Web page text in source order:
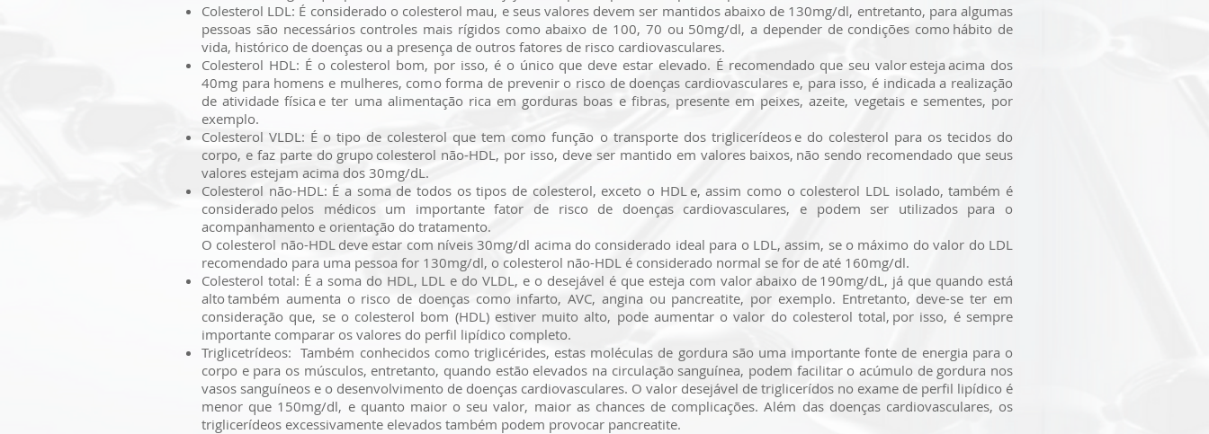
Colesterol LDL: É considerado o colesterol mau, e seus valores devem ser mantidos abaixo de 130mg/dl, entretanto, para algumas
pessoas são necessários controles mais rígidos como abaixo de 100, 70 ou 50mg/dl, a depender de condições como hábito de
vida, histórico de doenças ou a presença de outros fatores de risco cardiovasculares.
Colesterol HDL: É o colesterol bom, por isso, é o único que deve estar elevado. É recomendado que seu valor esteja acima dos
40mg para homens e mulheres, como forma de prevenir o risco de doenças cardiovasculares e, para isso, é indicada a realização
de atividade física e ter uma alimentação rica em gorduras boas e fibras, presente em peixes, azeite, vegetais e sementes, por
exemplo.
Colesterol VLDL: É o tipo de colesterol que tem como função o transporte dos triglicerídeos e do colesterol para os tecidos do
corpo, e faz parte do grupo colesterol não-HDL, por isso, deve ser mantido em valores baixos, não sendo recomendado que seus
valores estejam acima dos 30mg/dL.
Colesterol não-HDL: É a soma de todos os tipos de colesterol, exceto o HDL e, assim como o colesterol LDL isolado, também é
considerado pelos médicos um importante fator de risco de doenças cardiovasculares, e podem ser utilizados para o
acompanhamento e orientação do tratamento.
O colesterol não-HDL deve estar com níveis 30mg/dl acima do considerado ideal para o LDL, assim, se o máximo do valor do LDL
recomendado para uma pessoa for 130mg/dl, o colesterol não-HDL é considerado normal se for de até 160mg/dl.
Colesterol total: É a soma do HDL, LDL e do VLDL, e o desejável é que esteja com valor abaixo de 190mg/dL, já que quando está
alto também aumenta o risco de doenças como infarto, AVC, angina ou pancreatite, por exemplo. Entretanto, deve-se ter em
consideração que, se o colesterol bom (HDL) estiver muito alto, pode aumentar o valor do colesterol total, por isso, é sempre
importante comparar os valores do perfil lipídico completo.
Triglicetrídeos: Também conhecidos como triglicérides, estas moléculas de gordura são uma importante fonte de energia para o
corpo e para os músculos, entretanto, quando estão elevados na circulação sanguínea, podem facilitar o acúmulo de gordura nos
vasos sanguíneos e o desenvolvimento de doenças cardiovasculares. O valor desejável de triglicerídos no exame de perfil lipídico é
menor que 150mg/dl, e quanto maior o seu valor, maior as chances de complicações. Além das doenças cardiovasculares, os
triglicerídeos excessivamente elevados também podem provocar pancreatite.